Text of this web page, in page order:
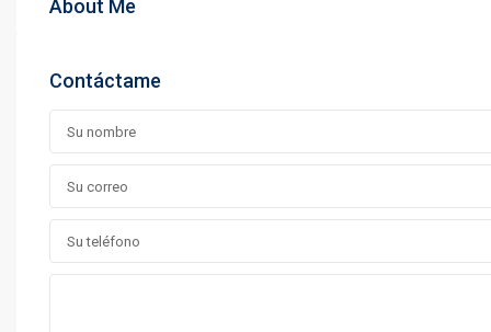
About Me
Contáctame